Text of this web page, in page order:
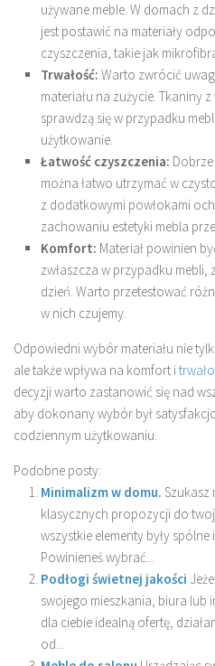
używane meble. W domach z
jest postawić na materiały
czyszczenia, takie jak
Trwałość: Warto zwrócić
materiału na zużycie. Tkaniny
sprawdzą się w przypadku
użytkowanie.
Łatwość czyszczenia:
można łatwo utrzymać w
z dodatkowymi powłokami
zachowaniu estetyki mebla
Komfort: Materiał powinien
zwłaszcza w przypadku
dzień. Warto przetestować
w nich czujemy.
Odpowiedni wybór materiału nie
ale także wpływa na komfort i
decyzji warto zastanowić się nad
aby dokonany wybór był
codziennym użytkowaniu.
Podobne posty:
Minimalizm w domu. Szukasz
klasycznych propozycji do
wszystkie elementy były
Powinieneś wybrać...
Podłogi świetnej jakości
swojego mieszkania, biura lub
dla ciebie idealną ofertę,
od...